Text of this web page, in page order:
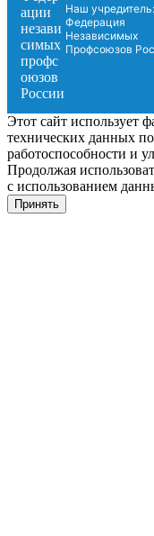
Наш учредитель:
Федерация
Независимых
Профсоюзов
Этот сайт использует
технических данных
работоспособности и
Продолжая
с использованием
Принять